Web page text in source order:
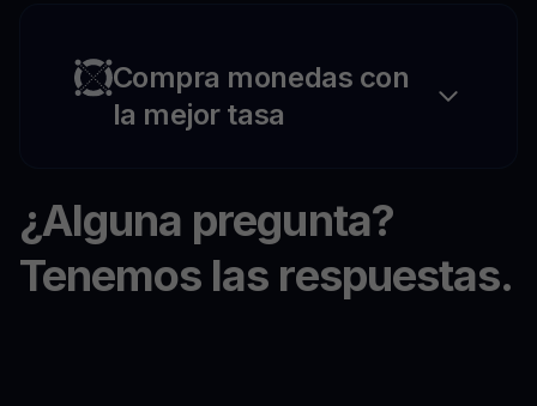
Compra monedas con
la mejor tasa
¿Alguna pregunta?
Tenemos las respuestas.